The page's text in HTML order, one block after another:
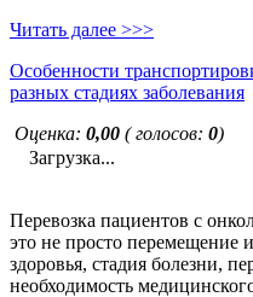
Читать далее >>>
Особенности
разных стадиях заболевания
Оценка: 0,00 ( голосов: 0)
Загрузка...
Перевозка пациентов с
это не просто перемещение
здоровья, стадия болезни,
необходимость